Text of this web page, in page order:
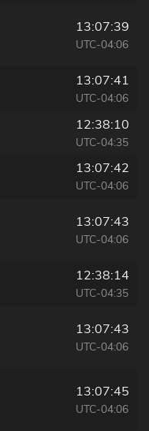
13:07:39
UTC-04:06
13:07:41
UTC-04:06
12:38:10
UTC-04:35
13:07:42
UTC-04:06
13:07:43
UTC-04:06
12:38:14
UTC-04:35
13:07:43
UTC-04:06
13:07:45
UTC-04:06